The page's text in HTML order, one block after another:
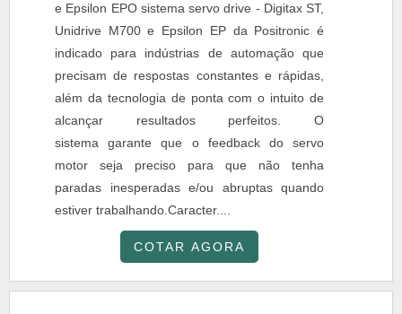
e Epsilon EPO sistema servo drive - Digitax ST,
Unidrive M700 e Epsilon EP da Positronic é
indicado para indústrias de automação que
precisam de respostas constantes e rápidas,
além da tecnologia de ponta com o intuito de
alcançar resultados perfeitos. O
sistema garante que o feedback do servo
motor seja preciso para que não tenha
paradas inesperadas e/ou abruptas quando
estiver trabalhando.Caracter....
COTAR AGORA